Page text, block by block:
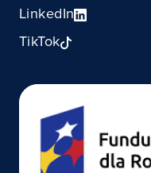
LinkedIn
TikTok